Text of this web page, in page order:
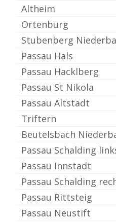
Altheim
Ortenburg
Stubenberg
Passau Hals
Passau Hacklberg
Passau St Nikola
Passau Altstadt
Triftern
Beutelsbach
Passau Schalding
Passau Innstadt
Passau Schalding
Passau Rittsteig
Passau Neustift